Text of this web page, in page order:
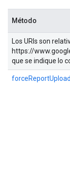
Método
Los URIs son
https://
que se indique lo
forceReportUpload